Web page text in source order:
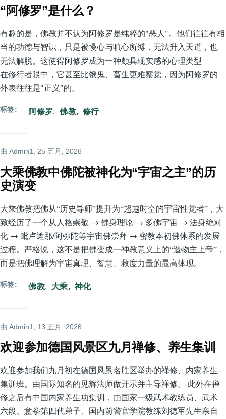
“阿修罗”是什么？
有趣的是，佛教并不认为阿修罗是纯粹的"恶人"。他们往往有相
当的功德与智识，只是被慢心与嗔心所缚，无法升入天道，也
无法解脱。这使得阿修罗成为一种颇具现实感的心理类型——
在修行者眼中，它甚至比饿鬼、畜生更难察觉，因为阿修罗的
外表往往是"正义"的。
标签 阿修罗 佛教 修行
由 Admin1 , 25 五月, 2026
大乘佛教中佛陀被神化为“宇宙之主”的历
史演变
大乘佛教把佛从“历史导师”提升为“超越时空的宇宙性觉者”，大
致经历了一个从人格崇敬 → 佛身理论 → 多佛宇宙 → 法身绝对
化 → 毗卢遮那/阿弥陀等宇宙佛崇拜 → 密教本初佛体系的发展
过程。严格说，这不是把佛变成一神教意义上的“造物主上帝”，
而是把佛理解为宇宙真理、智慧、救度力量的最高体现。
标签 佛教 大乘 神化
由 Admin1 , 13 五月, 2026
欢迎参加德国风景区九月禅修、养生集训
欢迎参加我们九月初在德国风景名胜区举办的禅修、内家养生
集训班。由国际知名的见辉法师做开示并主导禅修。 此外在禅
修之后有中国内家养生功集训，由国家一级武术教练员、武术
六段、意拳第四代弟子、国内前警官学院教练刘德军先生亲自